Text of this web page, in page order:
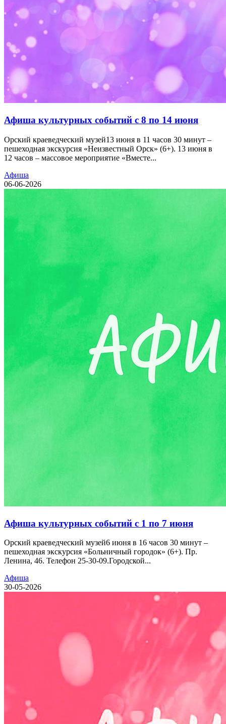
Афиша культурных событий с 8 по 14 июня
Орский краеведческий музей13 июня в 11 часов 30 минут –
пешеходная экскурсия «Неизвестный Орск» (6+). 13 июня в
12 часов – массовое мероприятие «Вместе...
Афиша
06-06-2026
Афиша культурных событий с 1 по 7 июня
Орский краеведческий музей6 июня в 16 часов 30 минут –
пешеходная экскурсия «Больничный городок» (6+). Пр.
Ленина, 46. Телефон 25-30-09.Городской...
Афиша
30-05-2026